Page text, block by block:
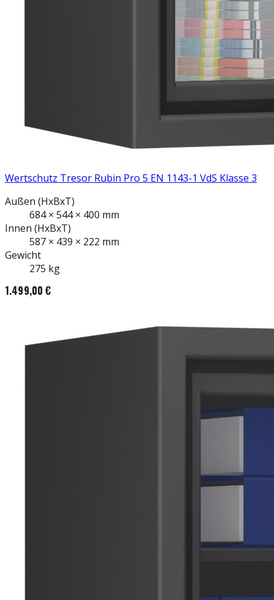
Wertschutz Tresor Rubin Pro 5 EN 1143-1 VdS Klasse 3
Außen (HxBxT)
684× 544× 400 mm
Innen (HxBxT)
587 × 439 × 222 mm
Gewicht
275 kg
1.499,00 €